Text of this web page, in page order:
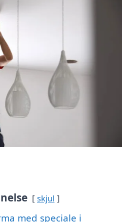
skjul
med speciale i